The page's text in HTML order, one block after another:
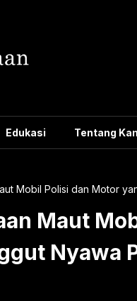
Edukasi Tentang
Mobil Polisi dan Motor
Maut
Nyawa